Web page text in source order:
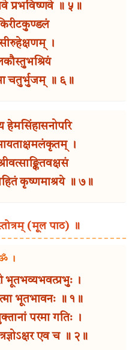
प्रभविष्णवे ॥ ५॥
।
चतुर्भुजम् ॥ ६॥
हेमसिंहासनोपरि
।
कृष्णमाश्रये ॥ ७॥
(मूल पाठ) ॥
ॐ ।
भूतभव्यभवत्प्रभुः ।
भूतभावनः ॥ १॥
परमा गतिः ।
एव च ॥ २॥